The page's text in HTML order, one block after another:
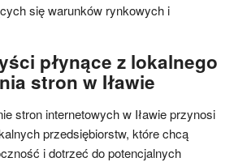
się warunków rynkowych i
płynące z lokalnego
stron w Iławie
stron internetowych w Iławie przynosi
przedsiębiorstw, które chcą
i dotrzeć do potencjalnych